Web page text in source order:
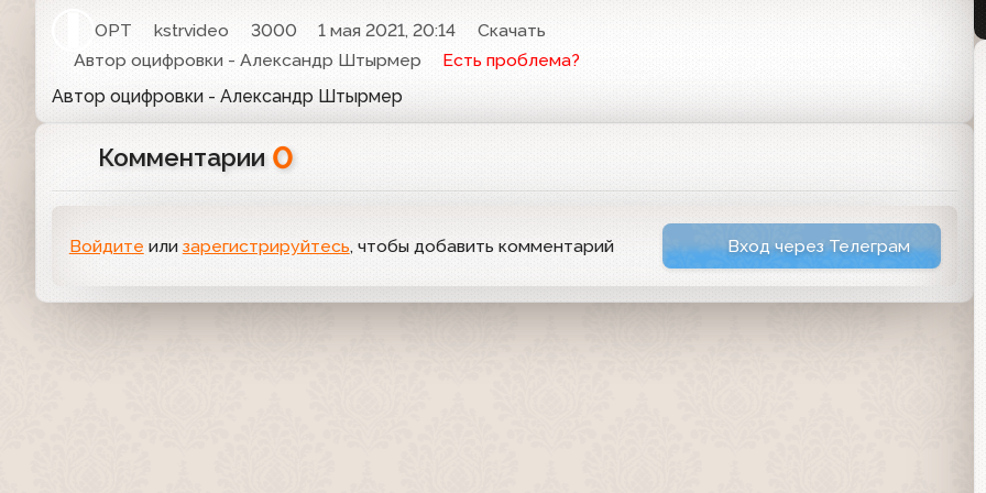
ОРТ kstrvideo 3000 1 мая 2021, 20:14
Скачать
Автор оцифровки - Александр Штырмер
Есть проблема?
Автор оцифровки - Александр Штырмер
Комментарии 0
Войдите или зарегистрируйтесь, чтобы добавить комментарий Вход через Телеграм